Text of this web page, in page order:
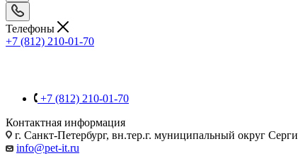
Телефоны
+7 (812) 210-01-70
+7 (812) 210-01-70
Контактная информация
г. Санкт-Петербург, вн.тер.г. муниципальный округ
info@pet-it.ru